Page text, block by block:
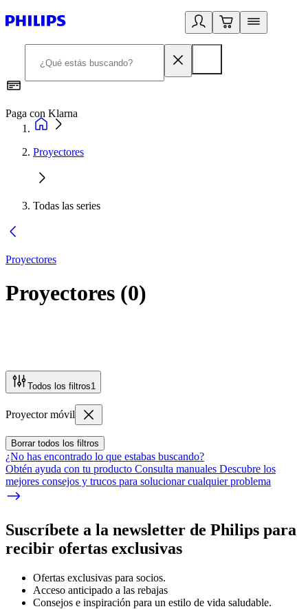
Paga con Klarna
Proyectores
Todas las series
Proyectores
Proyectores (0)
Todos los filtros1
Proyector móvil
Borrar todos los filtros
¿No has encontrado lo que estabas buscando?
Obtén ayuda con tu producto Consulta manuales Descubre los
mejores consejos y trucos para solucionar cualquier problema
Suscríbete a la newsletter de Philips para
recibir ofertas exclusivas
Ofertas exclusivas para socios.
Acceso anticipado a las rebajas
Consejos e inspiración para un estilo de vida saludable.